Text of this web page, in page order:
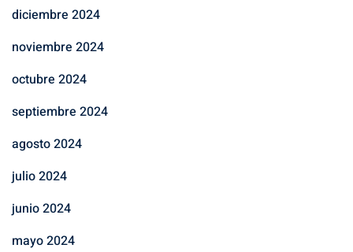
diciembre 2024
noviembre 2024
octubre 2024
septiembre 2024
agosto 2024
julio 2024
junio 2024
mayo 2024